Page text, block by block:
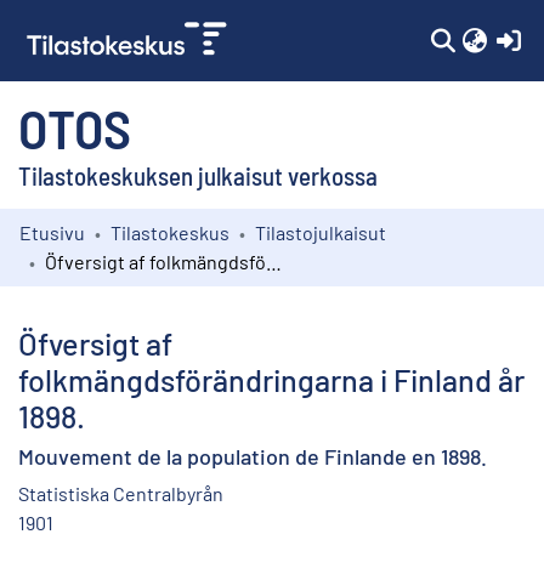
OTOS
Tilastokeskuksen julkaisut verkossa
Kokoelmat
Etusivu Tilastokeskus
Tilastojulkaisut
Öfversigt af
folkmängdsförändringarna i Finland år
1898.
Mouvement de la population de Finlande en 1898.
Statistiska Centralbyrån
1901